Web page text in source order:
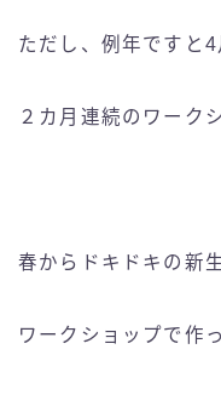
ただし、例年ですと
２カ月連続のワーク
春からドキドキの新
ワークショップで作